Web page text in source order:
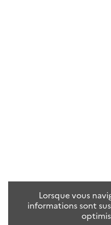
Lorsque vous
informations sont